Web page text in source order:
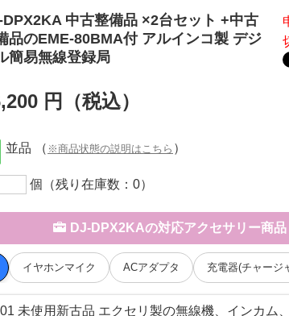
DPX2KA 中古整備品 ×2台セット +中古
品のEME-80BMA付 アルインコ製 デジ
簡易無線登録局
円（税込）
並品 （ ※商品状態の説明はこちら ）
個（残り在庫数：0）
DJ-DPX2KAの対応アクセサリー商品
イヤホンマイク ACアダプタ 充電器(チャージ
未使用新古品 エクセリ製の無線機、インカム